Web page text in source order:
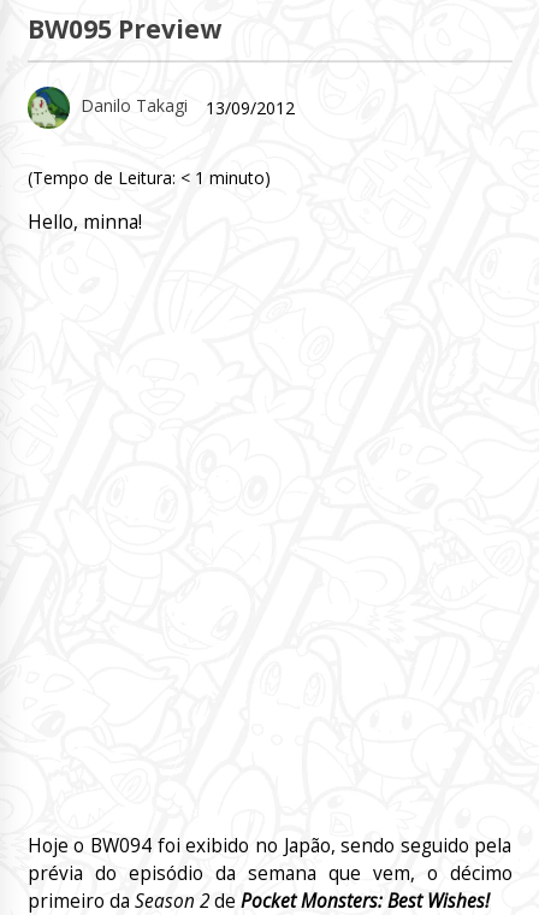
BW095 Preview
Danilo Takagi 13/09/2012
(Tempo de Leitura: < 1 minuto)
Hello, minna!
Hoje o BW094 foi exibido no Japão, sendo seguido pela
prévia do episódio da semana que vem, o décimo
primeiro da Season 2de Pocket Monsters: Best Wishes!